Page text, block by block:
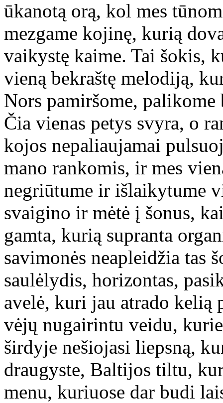
ūkanotą orą, kol mes
mezgame kojinę, kurią
vaikystę kaime. Tai šokis,
vieną bekraštę melodiją,
Nors pamiršome,
Čia vienas petys svyra, o
kojos nepaliaujamai
mano rankomis, ir mes
negriūtume ir išlaikytume
svaigino ir mėtė į šonus,
gamta, kurią supranta
savimonės neapleidžia tas
saulėlydis, horizontas,
avelė, kuri jau atrado kelią
vėjų nugairintu veidu,
širdyje nešiojasi liepsną,
draugyste, Baltijos tiltu,
menu, kuriuose dar budi